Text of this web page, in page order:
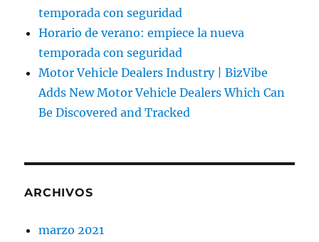
temporada con seguridad
Horario de verano: empiece la nueva
temporada con seguridad
Motor Vehicle Dealers Industry | BizVibe
Adds New Motor Vehicle Dealers Which Can
Be Discovered and Tracked
ARCHIVOS
marzo 2021